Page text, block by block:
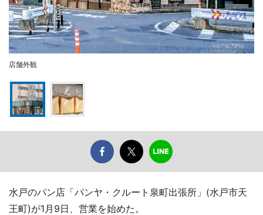
店舗外観
水戸のパン店「パンヤ・クルート泉町出張所」(水戸市天
王町)が1月9日、営業を始めた。